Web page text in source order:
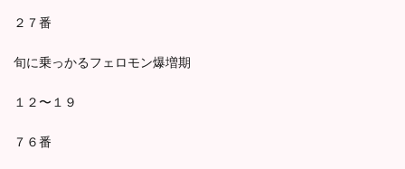
２７番
旬に乗っかるフェロモン爆増期
１２〜１９
７６番